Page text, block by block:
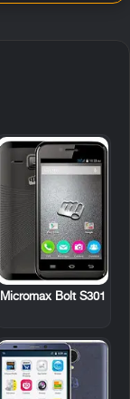
Micromax Bolt S301